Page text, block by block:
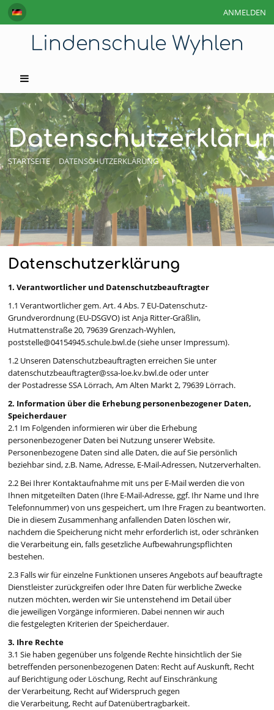
ANMELDEN
Lindenschule Wyhlen
STARTSEITE DATENSCHUTZERKLÄRUNG
Datenschutzerklärung
Datenschutzerklärung
1. Verantwortlicher und Datenschutzbeauftragter
1.1 Verantwortlicher gem. Art. 4 Abs. 7 EU-Datenschutz-
Grundverordnung (EU-DSGVO) ist Anja Ritter-Gräßlin,
Hutmattenstraße 20, 79639 Grenzach-Wyhlen,
poststelle@04154945.schule.bwl.de (siehe unser Impressum).
1.2 Unseren Datenschutzbeauftragten erreichen Sie unter
datenschutzbeauftragter@ssa-loe.kv.bwl.de oder unter
der Postadresse SSA Lörrach, Am Alten Markt 2, 79639 Lörrach.
2. Information über die Erhebung personenbezogener Daten,
Speicherdauer
2.1 Im Folgenden informieren wir über die Erhebung
personenbezogener Daten bei Nutzung unserer Website.
Personenbezogene Daten sind alle Daten, die auf Sie persönlich
beziehbar sind, z.B. Name, Adresse, E-Mail-Adressen, Nutzerverhalten.
2.2 Bei Ihrer Kontaktaufnahme mit uns per E-Mail werden die von
Ihnen mitgeteilten Daten (Ihre E-Mail-Adresse, ggf. Ihr Name und Ihre
Telefonnummer) von uns gespeichert, um Ihre Fragen zu beantworten.
Die in diesem Zusammenhang anfallenden Daten löschen wir,
nachdem die Speicherung nicht mehr erforderlich ist, oder schränken
die Verarbeitung ein, falls gesetzliche Aufbewahrungspflichten
bestehen.
2.3 Falls wir für einzelne Funktionen unseres Angebots auf beauftragte
Dienstleister zurückgreifen oder Ihre Daten für werbliche Zwecke
nutzen möchten, werden wir Sie untenstehend im Detail über
die jeweiligen Vorgänge informieren. Dabei nennen wir auch
die festgelegten Kriterien der Speicherdauer.
3. Ihre Rechte
3.1 Sie haben gegenüber uns folgende Rechte hinsichtlich der Sie
betreffenden personenbezogenen Daten: Recht auf Auskunft, Recht
auf Berichtigung oder Löschung, Recht auf Einschränkung
der Verarbeitung, Recht auf Widerspruch gegen
die Verarbeitung, Recht auf Datenübertragbarkeit.